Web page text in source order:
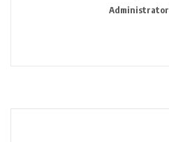
Administrator